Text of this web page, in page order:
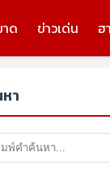
าด ข่าวเด่น ฮ
า